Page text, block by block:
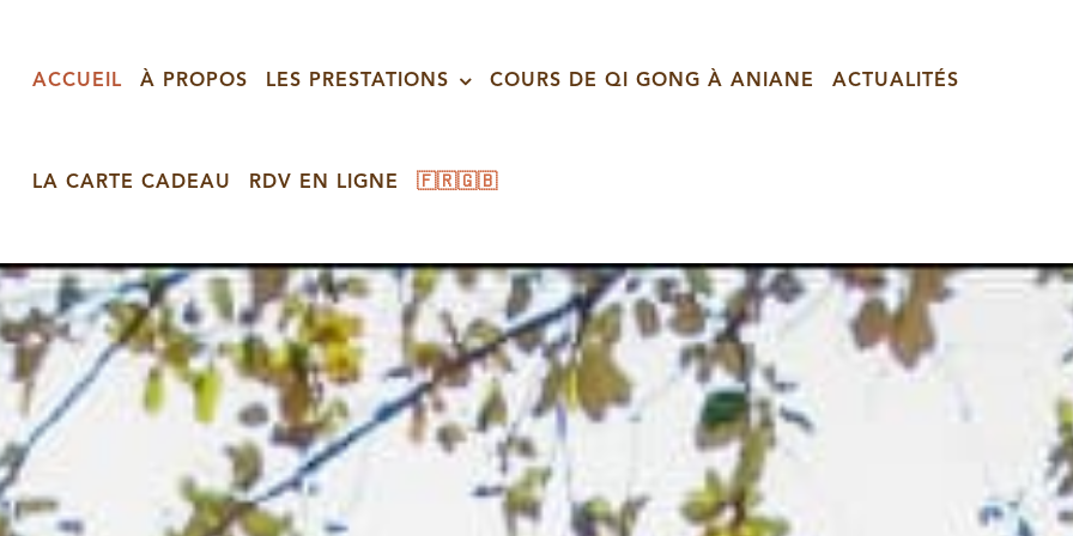
ACCUEIL À PROPOS LES PRESTATIONS COURS DE QI GONG À ANIANE ACTUALITÉS
LA CARTE CADEAU RDV EN LIGNE 🇫🇷🇬🇧